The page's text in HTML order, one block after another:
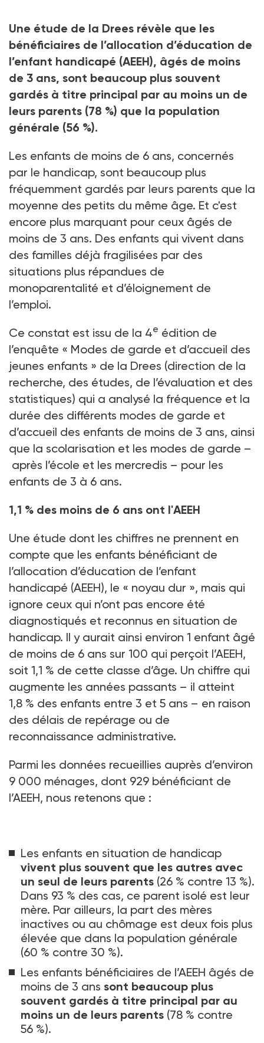
Une étude de la Drees révèle que les
bénéficiaires de l’allocation d’éducation de
l’enfant handicapé (AEEH), âgés de moins
de 3 ans, sont beaucoup plus souvent
gardés à titre principal par au moins un de
leurs parents (78 %) que la population
générale (56 %).
Les enfants de moins de 6 ans, concernés
par le handicap, sont beaucoup plus
fréquemment gardés par leurs parents que la
moyenne des petits du même âge. Et c'est
encore plus marquant pour ceux âgés de
moins de 3 ans. Des enfants qui vivent dans
des familles déjà fragilisées par des
situations plus répandues de
monoparentalité et d’éloignement de
l’emploi.
Ce constat est issu de la 4e édition de
l’enquête « Modes de garde et d’accueil des
jeunes enfants » de la Drees (direction de la
recherche, des études, de l’évaluation et des
statistiques) qui a analysé la fréquence et la
durée des différents modes de garde et
d’accueil des enfants de moins de 3 ans, ainsi
que la scolarisation et les modes de garde –
après l’école et les mercredis – pour les
enfants de 3 à 6 ans.
1,1 % des moins de 6 ans ont l'AEEH
Une étude dont les chiffres ne prennent en
compte que les enfants bénéficiant de
l’allocation d’éducation de l’enfant
handicapé (AEEH), le « noyau dur », mais qui
ignore ceux qui n’ont pas encore été
diagnostiqués et reconnus en situation de
handicap. Il y aurait ainsi environ 1 enfant âgé
de moins de 6 ans sur 100 qui perçoit l’AEEH,
soit 1,1 % de cette classe d’âge. Un chiffre qui
augmente les années passants – il atteint
1,8 % des enfants entre 3 et 5 ans – en raison
des délais de repérage ou de
reconnaissance administrative.
Parmi les données recueillies auprès d’environ
9 000 ménages, dont 929 bénéficiant de
l’AEEH, nous retenons que :
Les enfants en situation de handicap
vivent plus souvent que les autres avec
un seul de leurs parents (26 % contre 13 %).
Dans 93 % des cas, ce parent isolé est leur
mère. Par ailleurs, la part des mères
inactives ou au chômage est deux fois plus
élevée que dans la population générale
(60 % contre 30 %).
Les enfants bénéficiaires de l’AEEH âgés de
moins de 3 ans sont beaucoup plus
souvent gardés à titre principal par au
moins un de leurs parents (78 % contre
56 %).